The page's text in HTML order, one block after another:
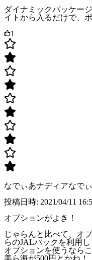
ダイナミックパッケー
イトから入るだけで、
1
なでぃあナディアなで
投稿日時: 2021/04/11
オプションがよき！
じゃらんと比べて、オ
らのJALパックを利用し
オプションを使うなら
美ら海が500円とかね！